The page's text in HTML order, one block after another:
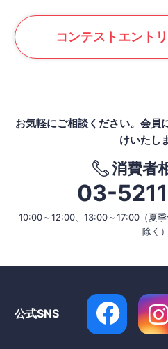
コンテストエント
お気軽にご相談ください。 会員
けいたし
消費者
03-
10:00～12:00、13:00～17:00（夏
除く）
公式SNS